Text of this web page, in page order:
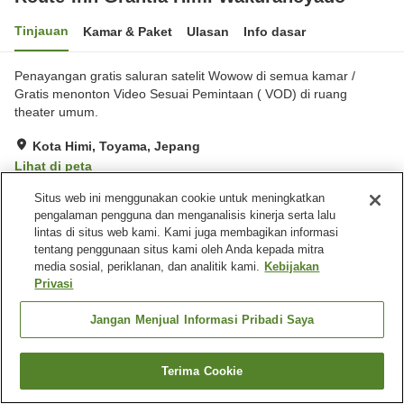
Tinjauan Kamar & Paket Ulasan Info dasar
Penayangan gratis saluran satelit Wowow di semua kamar /
Gratis menonton Video Sesuai Pemintaan ( VOD) di ruang
theater umum.
Kota Himi, Toyama, Jepang
Lihat di peta
Sangat baik Ulasan: 384
Fasilitas properti
Tempat parkir
Spa / Salon kecantikan
Restoran
Beranda Jepang Toyama
Kota Himi
Route-Inn Grantia Himi Wakuranoyado
Cari kamar
Situs web ini menggunakan cookie untuk meningkatkan
pengalaman pengguna dan menganalisis kinerja serta lalu
lintas di situs web kami. Kami juga membagikan informasi
tentang penggunaan situs kami oleh Anda kepada mitra
media sosial, periklanan, dan analitik kami. Kebijakan
Privasi
Jangan Menjual Informasi Pribadi Saya
Terima Cookie